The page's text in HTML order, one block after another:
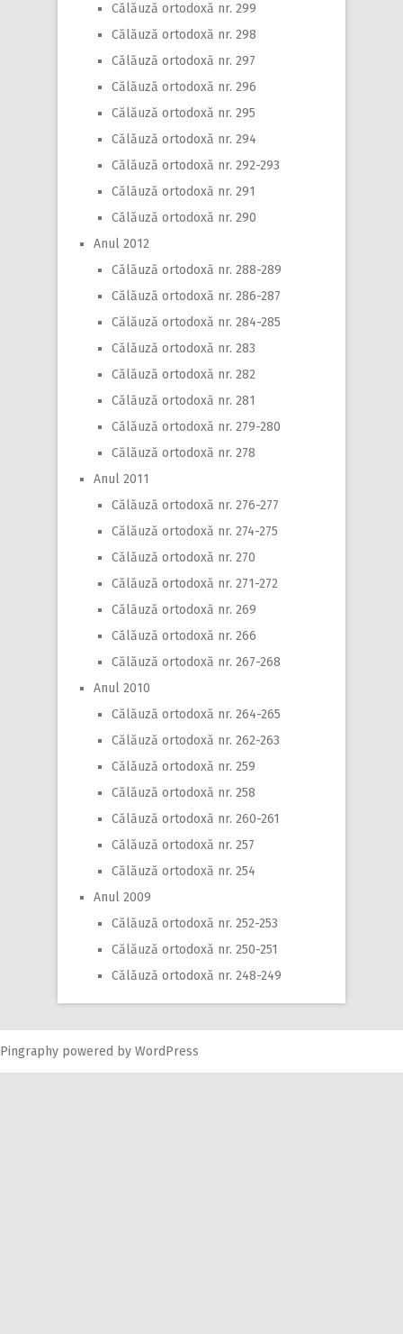
Călăuză ortodoxă nr. 299
Călăuză ortodoxă nr. 298
Călăuză ortodoxă nr. 297
Călăuză ortodoxă nr. 296
Călăuză ortodoxă nr. 295
Călăuză ortodoxă nr. 294
Călăuză ortodoxă nr. 292-293
Călăuză ortodoxă nr. 291
Călăuză ortodoxă nr. 290
Anul 2012
Călăuză ortodoxă nr. 288-289
Călăuză ortodoxă nr. 286-287
Călăuză ortodoxă nr. 284-285
Călăuză ortodoxă nr. 283
Călăuză ortodoxă nr. 282
Călăuză ortodoxă nr. 281
Călăuză ortodoxă nr. 279-280
Călăuză ortodoxă nr. 278
Anul 2011
Călăuză ortodoxă nr. 276-277
Călăuză ortodoxă nr. 274-275
Călăuză ortodoxă nr. 270
Călăuză ortodoxă nr. 271-272
Călăuză ortodoxă nr. 269
Călăuză ortodoxă nr. 266
Călăuză ortodoxă nr. 267-268
Anul 2010
Călăuză ortodoxă nr. 264-265
Călăuză ortodoxă nr. 262-263
Călăuză ortodoxă nr. 259
Călăuză ortodoxă nr. 258
Călăuză ortodoxă nr. 260-261
Călăuză ortodoxă nr. 257
Călăuză ortodoxă nr. 254
Anul 2009
Călăuză ortodoxă nr. 252-253
Călăuză ortodoxă nr. 250-251
Călăuză ortodoxă nr. 248-249
Pingraphy powered by WordPress